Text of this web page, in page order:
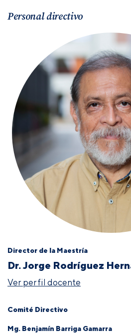
Personal directivo
Director de la Maestría
Dr. Jorge Rodríguez
Ver perfil docente
Comité Directivo
Mg. Benjamín Barriga Gamarra